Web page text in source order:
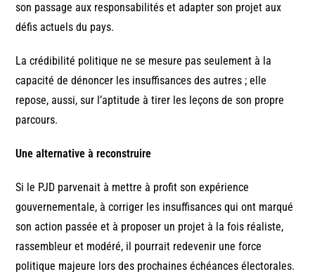
son passage aux responsabilités et adapter son projet aux
défis actuels du pays.
La crédibilité politique ne se mesure pas seulement à la
capacité de dénoncer les insuffisances des autres ; elle
repose, aussi, sur l’aptitude à tirer les leçons de son propre
parcours.
Une alternative à reconstruire
Si le PJD parvenait à mettre à profit son expérience
gouvernementale, à corriger les insuffisances qui ont marqué
son action passée et à proposer un projet à la fois réaliste,
rassembleur et modéré, il pourrait redevenir une force
politique majeure lors des prochaines échéances électorales.